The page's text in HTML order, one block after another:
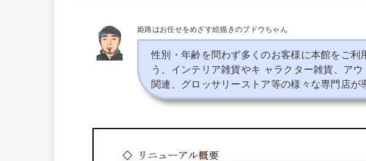
姫路はお任せをめざす絵描きのブドウちゃん
性別・年齢を問わず多くのお客様に本館をご利
う、インテリア雑貨やキ ャラクター雑貨、ア
関連、グロッサリーストア等の様々な専門店が